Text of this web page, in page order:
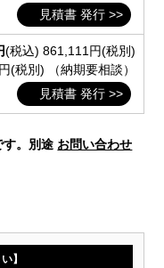
見積書 発行 >>
(税込) 861,111円(税別)
(税別) （納期要相談）
見積書 発行 >>
。別途 お問い合わせ
】